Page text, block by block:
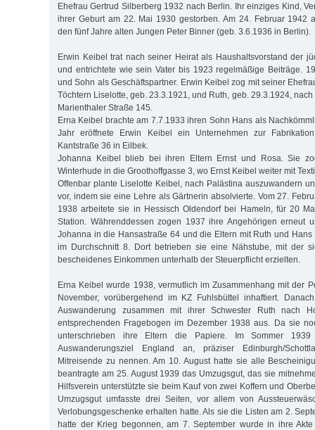
Ehefrau Gertrud Silberberg 1932 nach Berlin. Ihr einziges Kind,
ihrer Geburt am 22. Mai 1930 gestorben. Am 24. Februar 1942
den fünf Jahre alten Jungen Peter Binner (geb. 3.6.1936 in Berlin).
Erwin Keibel trat nach seiner Heirat als Haushaltsvorstand der
und entrichtete wie sein Vater bis 1923 regelmäßige Beiträge.
und Sohn als Geschäftspartner. Erwin Keibel zog mit seiner
Töchtern Liselotte, geb. 23.3.1921, und Ruth, geb. 29.3.1924,
Marienthaler Straße 145.
Erna Keibel brachte am 7.7.1933 ihren Sohn Hans als
Jahr eröffnete Erwin Keibel ein Unternehmen zur
Kantstraße 36 in Eilbek.
Johanna Keibel blieb bei ihren Eltern Ernst und Rosa. Sie
Winterhude in die Groothoffgasse 3, wo Ernst Keibel weiter mit
Offenbar plante Liselotte Keibel, nach Palästina auszuwandern
vor, indem sie eine Lehre als Gärtnerin absolvierte. Vom 27.
1938 arbeitete sie in Hessisch Oldendorf bei Hameln, für 20
Station. Währenddessen zogen 1937 ihre Angehörigen erneut
Johanna in die Hansastraße 64 und die Eltern mit Ruth und
im Durchschnitt 8. Dort betrieben sie eine Nähstube, mit der
bescheidenes Einkommen unterhalb der Steuerpflicht erzielten.
Erna Keibel wurde 1938, vermutlich im Zusammenhang mit der
November, vorübergehend im KZ Fuhlsbüttel inhaftiert.
Auswanderung zusammen mit ihrer Schwester Ruth nach
entsprechenden Fragebogen im Dezember 1938 aus. Da sie
unterschrieben ihre Eltern die Papiere. Im Sommer
Auswanderungsziel England an, präziser Edinburgh/
Mitreisende zu nennen. Am 10. August hatte sie alle
beantragte am 25. August 1939 das Umzugsgut, das sie
Hilfsverein unterstützte sie beim Kauf von zwei Koffern und
Umzugsgut umfasste drei Seiten, vor allem von
Verlobungsgeschenke erhalten hatte. Als sie die Listen am 2.
hatte der Krieg begonnen, am 7. September wurde in ihre Akte